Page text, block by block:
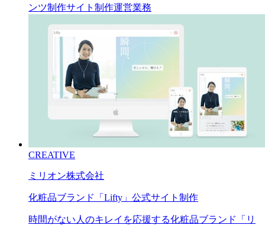
ンツ制作サイト制作運営業務
CREATIVE
ミリオン株式会社
化粧品ブランド「Lifty」公式サイト制作
時間がない人のキレイを応援する化粧品ブランド「リ